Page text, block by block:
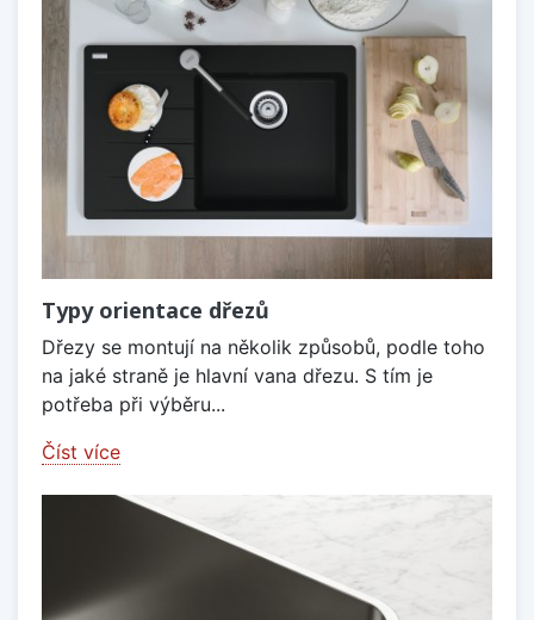
Typy orientace dřezů
Dřezy se montují na několik způsobů, podle toho
na jaké straně je hlavní vana dřezu. S tím je
potřeba při výběru...
Číst více